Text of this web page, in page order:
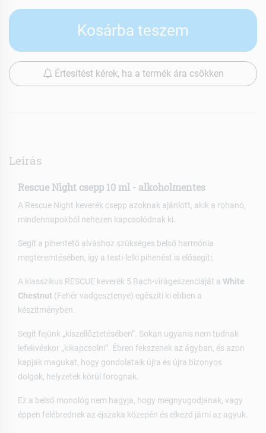
Kosárba teszem
Értesítést kérek, ha a termék ára csökken
Leírás
Rescue Night csepp 10 ml - alkoholmentes
A Rescue Night keverék csepp azoknak ajánlott, akik a rohanó,
mindennapokból nehezen kapcsolódnak ki.
Segít a pihentető alváshoz szükséges belső harmónia
megteremtésében, így a testi-lelki pihenést is elősegíti.
A klasszikus RESCUE keverék 5 Bach-virágeszenciáját a White
Chestnut (Fehér vadgesztenye) egészíti ki ebben a
készítményben.
Segít fejünk „kiszellőztetésében”. Sokan ugyanis nem tudnak
lefekvéskor „kikapcsolni”. Ébren fekszenek az ágyban, és azon
kapják magukat, hogy gondolataik újra és újra bizonyos
dolgok, helyzetek körül forognak.
Ez a belső monológ nem hagyja, hogy megnyugodjanak, vagy
éppen felébrednek az éjszaka közepén és elkezd járni az agyuk.